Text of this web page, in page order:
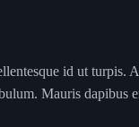
id ut turpis.
Mauris